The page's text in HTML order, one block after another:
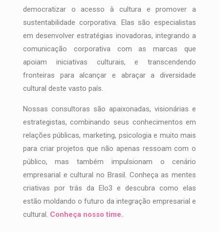
democratizar o acesso à cultura e promover a
sustentabilidade corporativa. Elas são especialistas
em desenvolver estratégias inovadoras, integrando a
comunicação corporativa com as marcas que
apoiam iniciativas culturais, e transcendendo
fronteiras para alcançar e abraçar a diversidade
cultural deste vasto país.
Nossas consultoras são apaixonadas, visionárias e
estrategistas, combinando seus conhecimentos em
relações públicas, marketing, psicologia e muito mais
para criar projetos que não apenas ressoam com o
público, mas também impulsionam o cenário
empresarial e cultural no Brasil. Conheça as mentes
criativas por trás da Elo3 e descubra como elas
estão moldando o futuro da integração empresarial e
cultural. Conheça nosso time.